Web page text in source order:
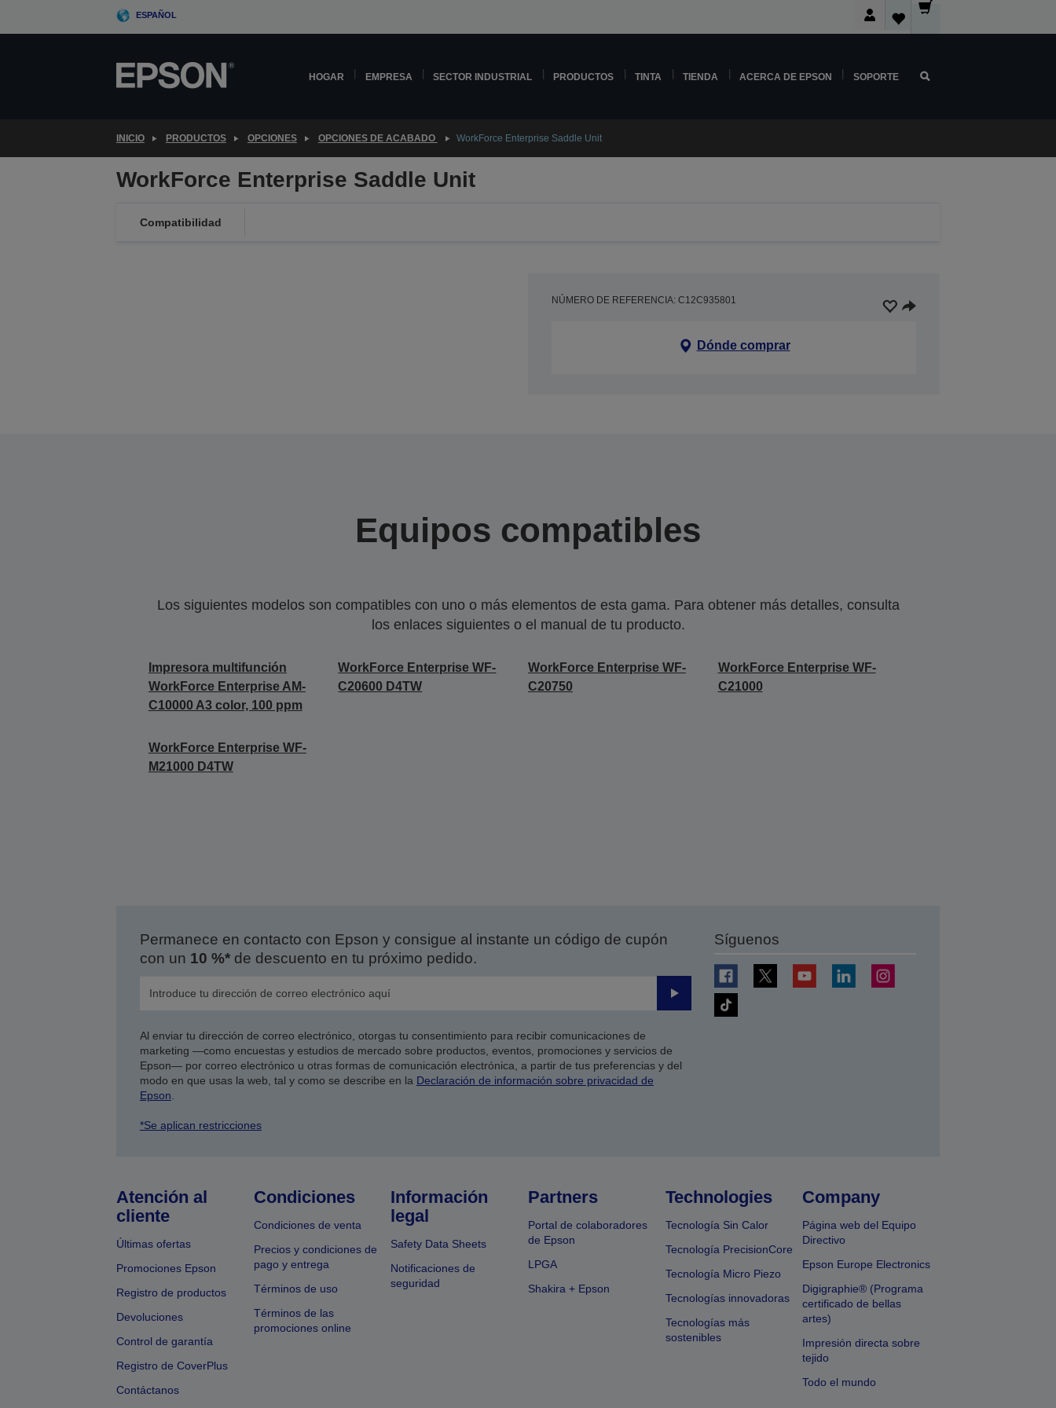
ESPAÑOL
HOGAR EMPRESA SECTOR INDUSTRIAL PRODUCTOS TINTA TIENDA ACERCA DE EPSON SOPORTE
INICIO PRODUCTOS OPCIONES OPCIONES DE ACABADO WorkForce Enterprise Saddle Unit
WorkForce Enterprise Saddle Unit
Compatibilidad
NÚMERO DE REFERENCIA: C12C935801
Dónde comprar
Equipos compatibles
Los siguientes modelos son compatibles con uno o más elementos de esta gama. Para obtener más detalles, consulta
los enlaces siguientes o el manual de tu producto.
Impresora multifunción
WorkForce Enterprise AM-
C10000 A3 color, 100 ppm
WorkForce Enterprise WF-
C20600 D4TW
WorkForce Enterprise WF-
C20750
WorkForce Enterprise WF-
C21000
WorkForce Enterprise WF-
M21000 D4TW
Permanece en contacto con Epson y consigue al instante un código de cupón
con un 10 %*de descuento en tu próximo pedido.
Enviar
Al enviar tu dirección de correo electrónico, otorgas tu consentimiento para recibir comunicaciones de
marketing —como encuestas y estudios de mercado sobre productos, eventos, promociones y servicios de
Epson— por correo electrónico u otras formas de comunicación electrónica, a partir de tus preferencias y del
modo en que usas la web, tal y como se describe en la Declaración de información sobre privacidad de
Epson
*Se aplican restricciones
Síguenos
Atención al
cliente
Últimas ofertas
Promociones Epson
Registro de productos
Devoluciones
Control de garantía
Registro de CoverPlus
Contáctanos
Condiciones
Condiciones de venta
Precios y condiciones de
pago y entrega
Términos de uso
Términos de las
promociones online
Información
legal
Safety Data Sheets
Notificaciones de
seguridad
Partners
Portal de colaboradores
de Epson
LPGA
Shakira + Epson
Technologies
Tecnología Sin Calor
Tecnología PrecisionCore
Tecnología Micro Piezo
Tecnologías innovadoras
Tecnologías más
sostenibles
Company
Página web del Equipo
Directivo
Epson Europe Electronics
Digigraphie® (Programa
certificado de bellas
artes)
Impresión directa sobre
tejido
Todo el mundo